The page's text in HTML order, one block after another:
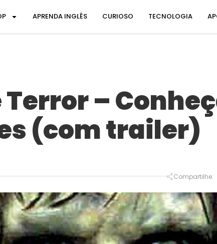
APRENDA INGLÊS CURIOSO TECNOLOGIA
Terror –
(com trailer)
Compartilhe: